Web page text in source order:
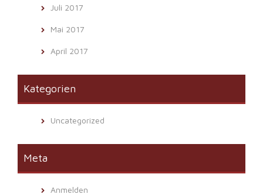
Juli 2017
Mai 2017
April 2017
Kategorien
Uncategorized
Meta
Anmelden